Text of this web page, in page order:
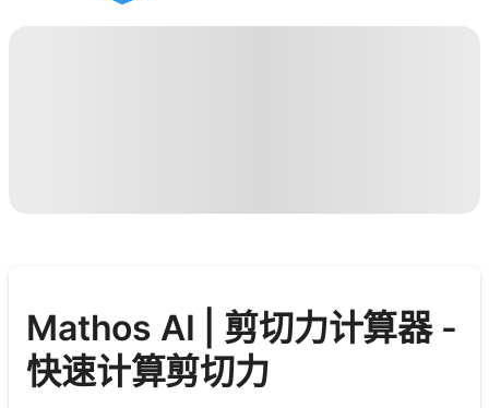
学习工具
Mathos AI | 剪切力计算器 -
快速计算剪切力